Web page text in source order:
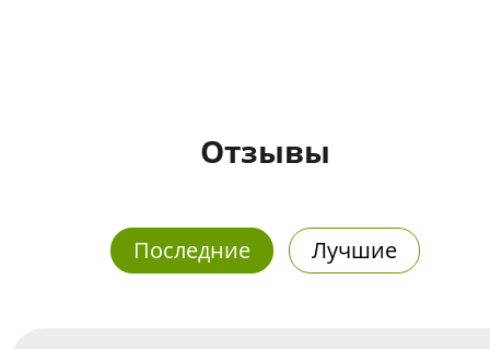
Отзывы
Последние Лучшие